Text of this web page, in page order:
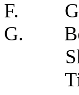
F.
G.
Skog